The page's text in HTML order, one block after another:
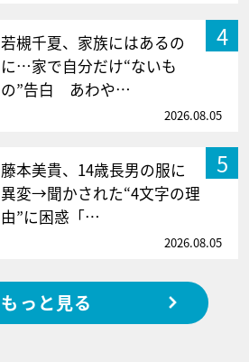
4
若槻千夏、家族にはあるの
に…家で自分だけ“ないも
の”告白 あわや…
2026.08.05
5
藤本美貴、14歳長男の服に
異変→聞かされた“4文字の理
由”に困惑「…
2026.08.05
もっと見る